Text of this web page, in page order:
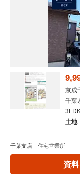
京成
千葉
土地
千葉支店 住宅営業所
資